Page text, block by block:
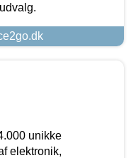
unikke
elektronik,